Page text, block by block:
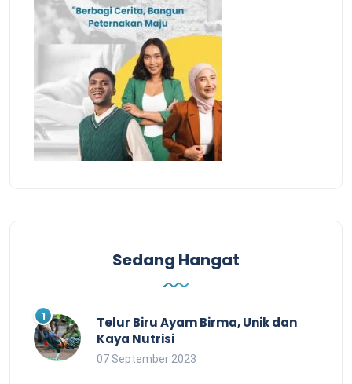
Sedang Hangat
Telur Biru Ayam Birma, Unik dan
Kaya Nutrisi
07 September 2023